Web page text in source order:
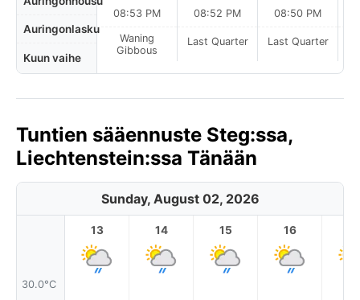
Auringonlasku
Kuun vaihe
08:53 PM
Waning
Gibbous
08:52 PM
Last Quarter
08:50 PM
Last Quarter
Tuntien sääennuste Steg:ssa,
Liechtenstein:ssa Tänään
Sunday, August 02, 2026
30.0°C
13 14 15 16